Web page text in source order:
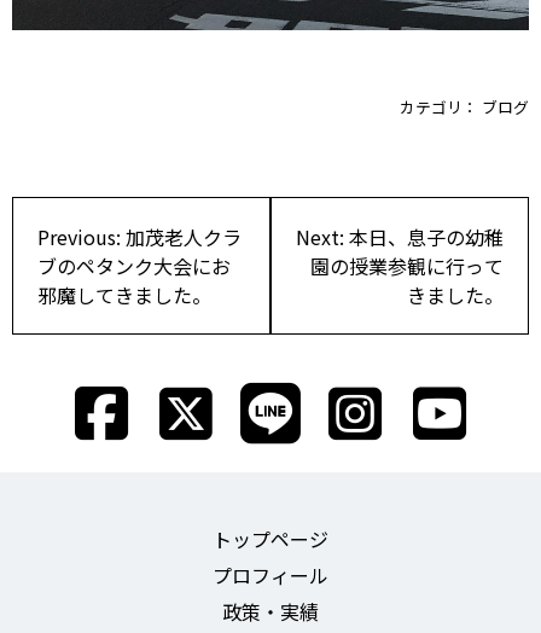
カテゴリ： ブログ
稿
ナ
ビ
Previous: 加茂老人クラ
ブのペタンク大会にお
邪魔してきました。
Next: 本日、息子の幼稚
園の授業参観に行って
きました。
トップページ
プロフィール
政策・実績